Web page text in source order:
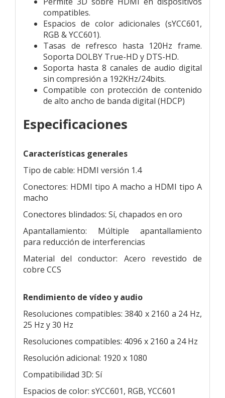
compatibles.
Espacios de color adicionales (sYCC601,
RGB & YCC601).
Tasas de refresco hasta 120Hz frame.
Soporta DOLBY True-HD y DTS-HD.
Soporta hasta 8 canales de audio digital
sin compresión a 192KHz/24bits.
Compatible con protección de contenido
de alto ancho de banda digital (HDCP)
Especificaciones
Características generales
Tipo de cable: HDMI versión 1.4
Conectores: HDMI tipo A macho a HDMI tipo A
macho
Conectores blindados: Sí, chapados en oro
Apantallamiento: Múltiple apantallamiento
para reducción de interferencias
Material del conductor: Acero revestido de
cobre CCS
Rendimiento de vídeo y audio
Resoluciones compatibles: 3840 x 2160 a 24 Hz,
25 Hz y 30 Hz
Resoluciones compatibles: 4096 x 2160 a 24 Hz
Resolución adicional: 1920 x 1080
Compatibilidad 3D: Sí
Espacios de color: sYCC601, RGB, YCC601